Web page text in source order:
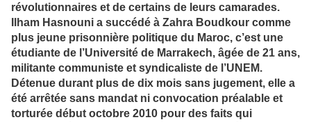
révolutionnaires et de certains de leurs camarades.
Ilham Hasnouni a succédé à Zahra Boudkour comme
plus jeune prisonnière politique du Maroc, c’est une
étudiante de l’Université de Marrakech, âgée de 21 ans,
militante communiste et syndicaliste de l’UNEM.
Détenue durant plus de dix mois sans jugement, elle a
été arrêtée sans mandat ni convocation préalable et
torturée début octobre 2010 pour des faits qui